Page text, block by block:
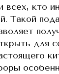
всех, кто
Такой
для